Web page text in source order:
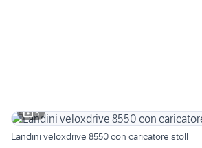
5
Landini veloxdrive 8550 con caricatore stoll